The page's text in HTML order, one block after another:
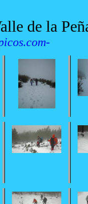
de la
-